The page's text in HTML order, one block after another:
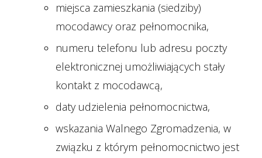
miejsca zamieszkania (siedziby)
mocodawcy oraz pełnomocnika,
numeru telefonu lub adresu poczty
elektronicznej umożliwiających stały
kontakt z mocodawcą,
daty udzielenia pełnomocnictwa,
wskazania Walnego Zgromadzenia, w
związku z którym pełnomocnictwo jest